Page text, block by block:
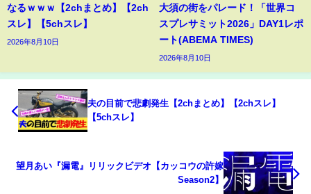
なるｗｗｗ【2chまとめ】【2ch
スレ】【5chスレ】
2026年8月10日
大須の街をパレード！「世界コ
スプレサミット2026」DAY1レポ
ート(ABEMA TIMES)
2026年8月10日
夫の目前で悲劇発生【2chまとめ】【2chスレ】
【5chスレ】
望月あい『漏電』リリックビデオ【カッコウの許嫁
Season2】